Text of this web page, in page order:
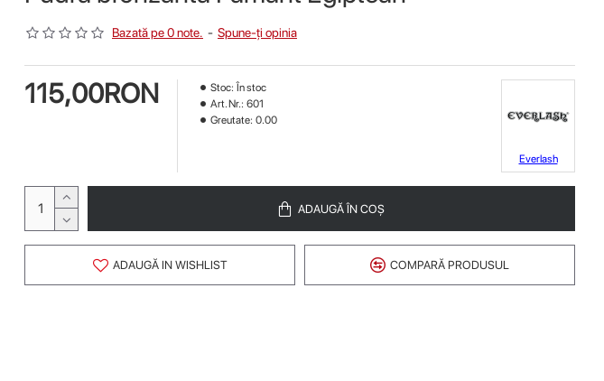
Bazată pe 0 note. - Spune-ţi opinia
115,00RON Stoc: În stoc
Art. Nr.: 601
Greutate: 0.00
Everlash
ADAUGĂ ÎN COŞ
ADAUGĂ IN WISHLIST COMPARĂ PRODUSUL